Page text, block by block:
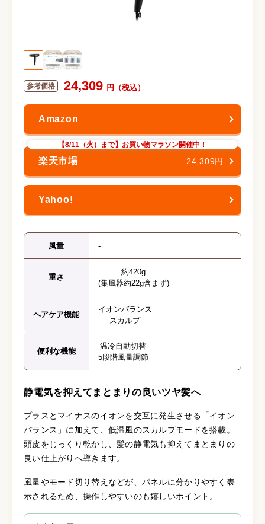
24,309
【8/11（火）まで】お買い物マラソン開催中！
24,309円
風量 -
重さ
約420g
(集風器約22g含まず)
ヘアケア機能
イオンバランス
スカルプ
便利な機能
温冷自動切替
5段階風量調節
静電気を抑えてまとまりの良いツヤ髪へ
プラスとマイナスのイオンを交互に発生させる「イオン
バランス」に加えて、低温風のスカルプモードを搭載。
頭皮をじっくり乾かし、髪の静電気も抑えてまとまりの
良い仕上がりへ導きます。
風量やモード切り替えなどが、パネルに分かりやすく表
示されるため、操作しやすいのも嬉しいポイント。